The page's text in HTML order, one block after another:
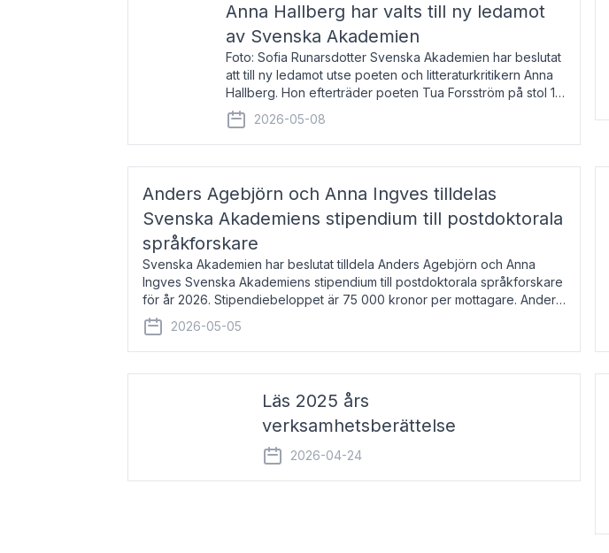
Anna Hallberg har valts till ny ledamot
av Svenska Akademien
Foto: Sofia Runarsdotter Svenska Akademien har beslutat
att till ny ledamot utse poeten och litteraturkritikern Anna
Hallberg. Hon efterträder poeten Tua Forsström på stol 18
och kommer att ta sitt inträde vid Akademiens
högtidssammankomst
2026-05-08
Anders Agebjörn och Anna Ingves tilldelas
Svenska Akademiens stipendium till postdoktorala
språkforskare
Svenska Akademien har beslutat tilldela Anders Agebjörn och Anna
Ingves Svenska Akademiens stipendium till postdoktorala språkforskare
för år 2026. Stipendiebeloppet är 75 000 kronor per mottagare. Anders
Agebjörn, född 1984, är universitet
2026-05-05
Läs 2025 års
verksamhetsberättelse
2026-04-24